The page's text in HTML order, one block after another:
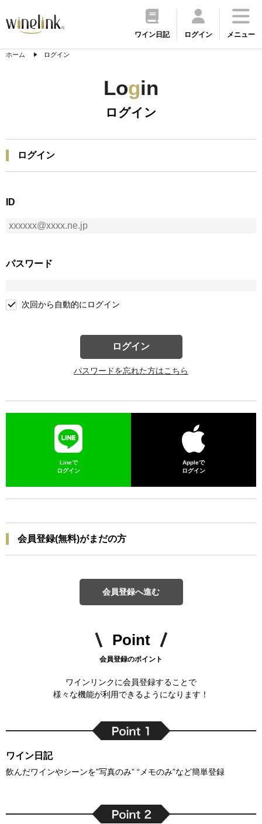
ワイン日記 ログイン メニュー
ホーム ログイン
Login
ログイン
ログイン
ID
パスワード
次回から自動的にログイン
ログイン
パスワードを忘れた方はこちら
Lineで
ログイン
Appleで
ログイン
会員登録(無料)がまだの方
会員登録へ進む
Point
会員登録のポイント
ワインリンクに会員登録することで
様々な機能が利用できるようになります！
ワイン日記
飲んだワインやシーンを”写真のみ” “メモのみ”など簡単登録